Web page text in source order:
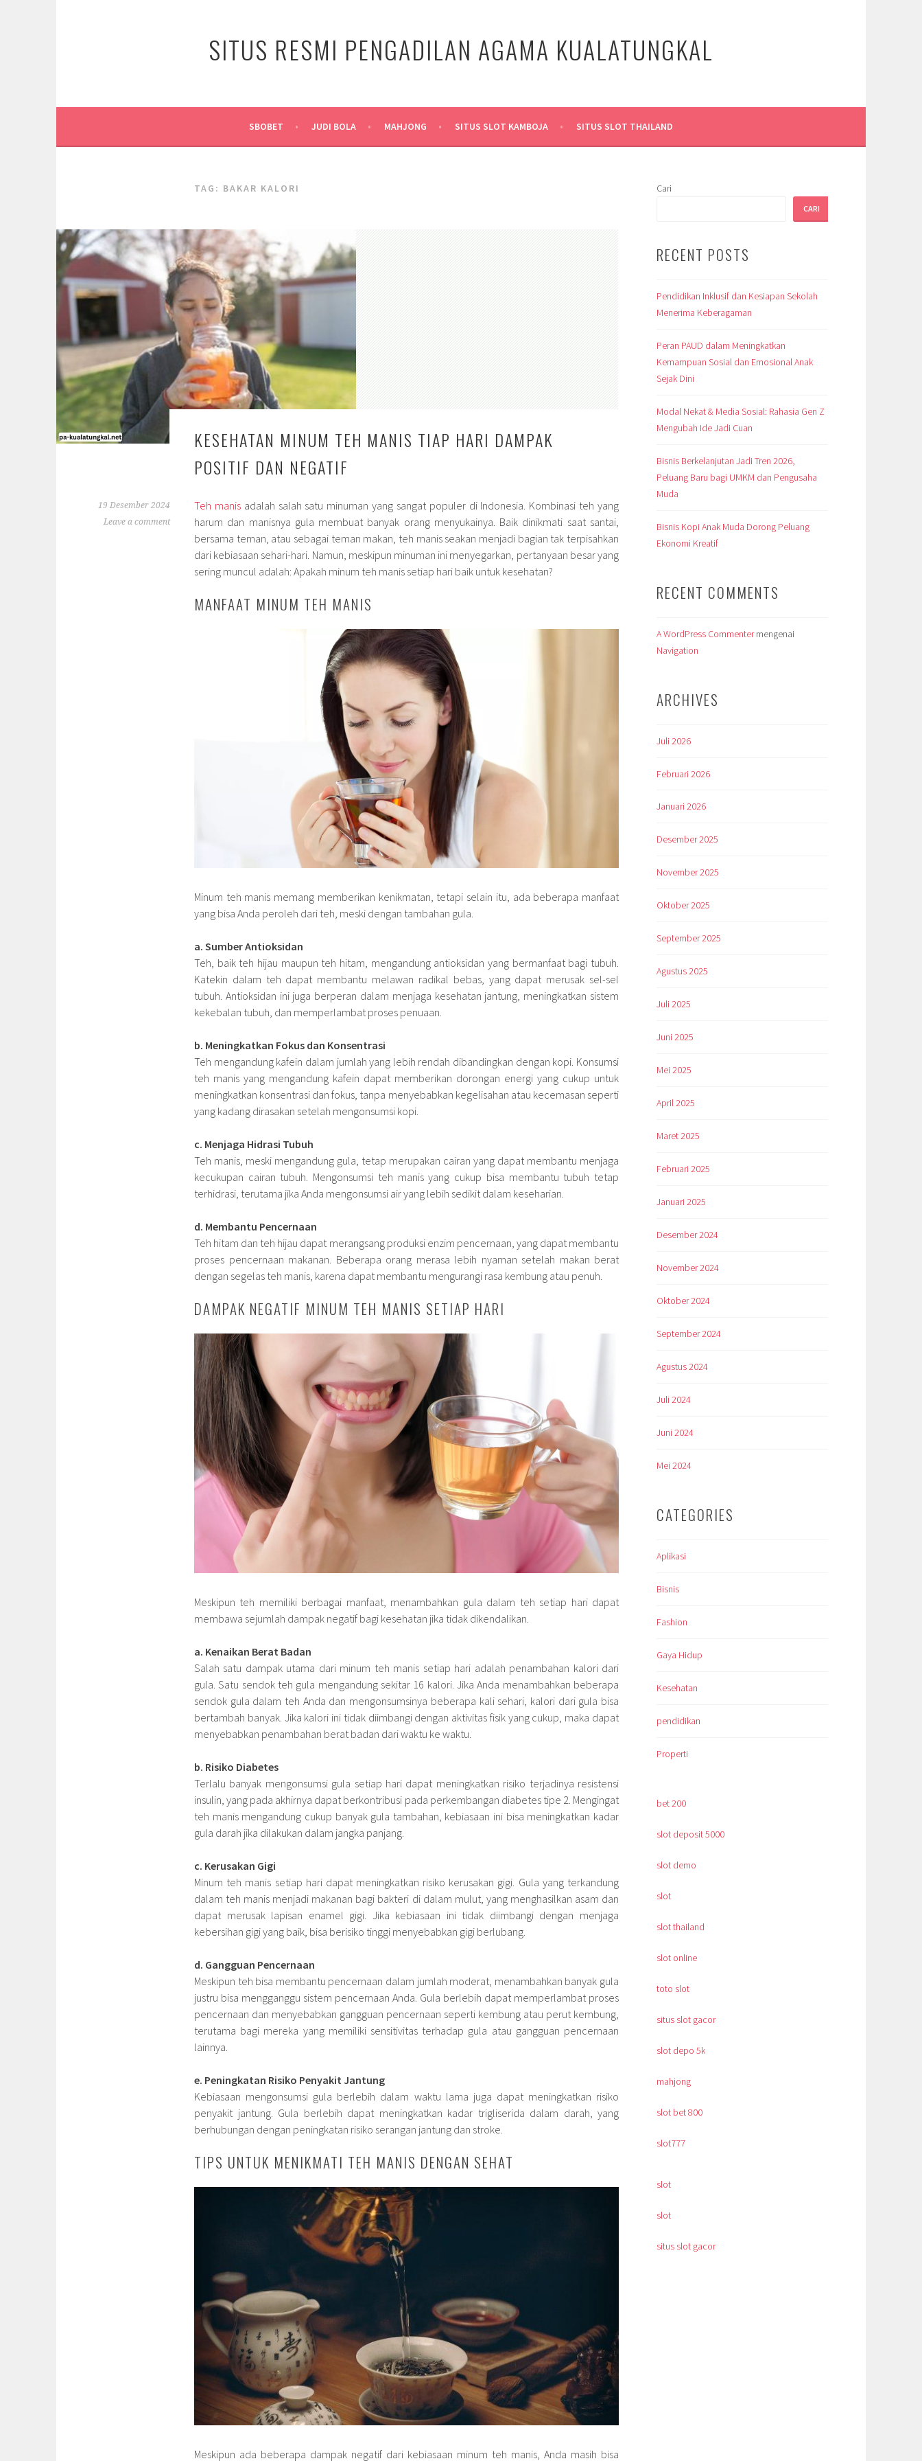
SITUS RESMI PENGADILAN AGAMA KUALATUNGKAL
SBOBET JUDI BOLA MAHJONG SITUS SLOT KAMBOJA SITUS SLOT THAILAND
TAG: BAKAR KALORI
KESEHATAN MINUM TEH MANIS TIAP HARI DAMPAK
POSITIF DAN NEGATIF
19 Desember 2024
Leave a comment
Teh manisadalah salah satu minuman yang sangat populer di Indonesia. Kombinasi teh yang
harum dan manisnya gula membuat banyak orang menyukainya. Baik dinikmati saat santai,
bersama teman, atau sebagai teman makan, teh manis seakan menjadi bagian tak terpisahkan
dari kebiasaan sehari-hari. Namun, meskipun minuman ini menyegarkan, pertanyaan besar yang
sering muncul adalah: Apakah minum teh manis setiap hari baik untuk kesehatan?
MANFAAT MINUM TEH MANIS
Minum teh manis memang memberikan kenikmatan, tetapi selain itu, ada beberapa manfaat
yang bisa Anda peroleh dari teh, meski dengan tambahan gula.
a. Sumber Antioksidan
Teh, baik teh hijau maupun teh hitam, mengandung antioksidan yang bermanfaat bagi tubuh.
Katekin dalam teh dapat membantu melawan radikal bebas, yang dapat merusak sel-sel
tubuh. Antioksidan ini juga berperan dalam menjaga kesehatan jantung, meningkatkan sistem
kekebalan tubuh, dan memperlambat proses penuaan.
b. Meningkatkan Fokus dan Konsentrasi
Teh mengandung kafein dalam jumlah yang lebih rendah dibandingkan dengan kopi. Konsumsi
teh manis yang mengandung kafein dapat memberikan dorongan energi yang cukup untuk
meningkatkan konsentrasi dan fokus, tanpa menyebabkan kegelisahan atau kecemasan seperti
yang kadang dirasakan setelah mengonsumsi kopi.
c. Menjaga Hidrasi Tubuh
Teh manis, meski mengandung gula, tetap merupakan cairan yang dapat membantu menjaga
kecukupan cairan tubuh. Mengonsumsi teh manis yang cukup bisa membantu tubuh tetap
terhidrasi, terutama jika Anda mengonsumsi air yang lebih sedikit dalam keseharian.
d. Membantu Pencernaan
Teh hitam dan teh hijau dapat merangsang produksi enzim pencernaan, yang dapat membantu
proses pencernaan makanan. Beberapa orang merasa lebih nyaman setelah makan berat
dengan segelas teh manis, karena dapat membantu mengurangi rasa kembung atau penuh.
DAMPAK NEGATIF MINUM TEH MANIS SETIAP HARI
Meskipun teh memiliki berbagai manfaat, menambahkan gula dalam teh setiap hari dapat
membawa sejumlah dampak negatif bagi kesehatan jika tidak dikendalikan.
a. Kenaikan Berat Badan
Salah satu dampak utama dari minum teh manis setiap hari adalah penambahan kalori dari
gula. Satu sendok teh gula mengandung sekitar 16 kalori. Jika Anda menambahkan beberapa
sendok gula dalam teh Anda dan mengonsumsinya beberapa kali sehari, kalori dari gula bisa
bertambah banyak. Jika kalori ini tidak diimbangi dengan aktivitas fisik yang cukup, maka dapat
menyebabkan penambahan berat badan dari waktu ke waktu.
b. Risiko Diabetes
Terlalu banyak mengonsumsi gula setiap hari dapat meningkatkan risiko terjadinya resistensi
insulin, yang pada akhirnya dapat berkontribusi pada perkembangan diabetes tipe 2. Mengingat
teh manis mengandung cukup banyak gula tambahan, kebiasaan ini bisa meningkatkan kadar
gula darah jika dilakukan dalam jangka panjang.
c. Kerusakan Gigi
Minum teh manis setiap hari dapat meningkatkan risiko kerusakan gigi. Gula yang terkandung
dalam teh manis menjadi makanan bagi bakteri di dalam mulut, yang menghasilkan asam dan
dapat merusak lapisan enamel gigi. Jika kebiasaan ini tidak diimbangi dengan menjaga
kebersihan gigi yang baik, bisa berisiko tinggi menyebabkan gigi berlubang.
d. Gangguan Pencernaan
Meskipun teh bisa membantu pencernaan dalam jumlah moderat, menambahkan banyak gula
justru bisa mengganggu sistem pencernaan Anda. Gula berlebih dapat memperlambat proses
pencernaan dan menyebabkan gangguan pencernaan seperti kembung atau perut kembung,
terutama bagi mereka yang memiliki sensitivitas terhadap gula atau gangguan pencernaan
lainnya.
e. Peningkatan Risiko Penyakit Jantung
Kebiasaan mengonsumsi gula berlebih dalam waktu lama juga dapat meningkatkan risiko
penyakit jantung. Gula berlebih dapat meningkatkan kadar trigliserida dalam darah, yang
berhubungan dengan peningkatan risiko serangan jantung dan stroke.
TIPS UNTUK MENIKMATI TEH MANIS DENGAN SEHAT
Meskipun ada beberapa dampak negatif dari kebiasaan minum teh manis, Anda masih bisa
Cari
CARI
RECENT POSTS
Pendidikan Inklusif dan Kesiapan Sekolah
Menerima Keberagaman
Peran PAUD dalam Meningkatkan
Kemampuan Sosial dan Emosional Anak
Sejak Dini
Modal Nekat & Media Sosial: Rahasia Gen Z
Mengubah Ide Jadi Cuan
Bisnis Berkelanjutan Jadi Tren 2026,
Peluang Baru bagi UMKM dan Pengusaha
Muda
Bisnis Kopi Anak Muda Dorong Peluang
Ekonomi Kreatif
RECENT COMMENTS
A WordPress Commentermengenai
Navigation
ARCHIVES
Juli 2026
Februari 2026
Januari 2026
Desember 2025
November 2025
Oktober 2025
September 2025
Agustus 2025
Juli 2025
Juni 2025
Mei 2025
April 2025
Maret 2025
Februari 2025
Januari 2025
Desember 2024
November 2024
Oktober 2024
September 2024
Agustus 2024
Juli 2024
Juni 2024
Mei 2024
CATEGORIES
Aplikasi
Bisnis
Fashion
Gaya Hidup
Kesehatan
pendidikan
Properti
bet 200
slot deposit 5000
slot demo
slot
slot thailand
slot online
toto slot
situs slot gacor
slot depo 5k
mahjong
slot bet 800
slot777
slot
slot
situs slot gacor